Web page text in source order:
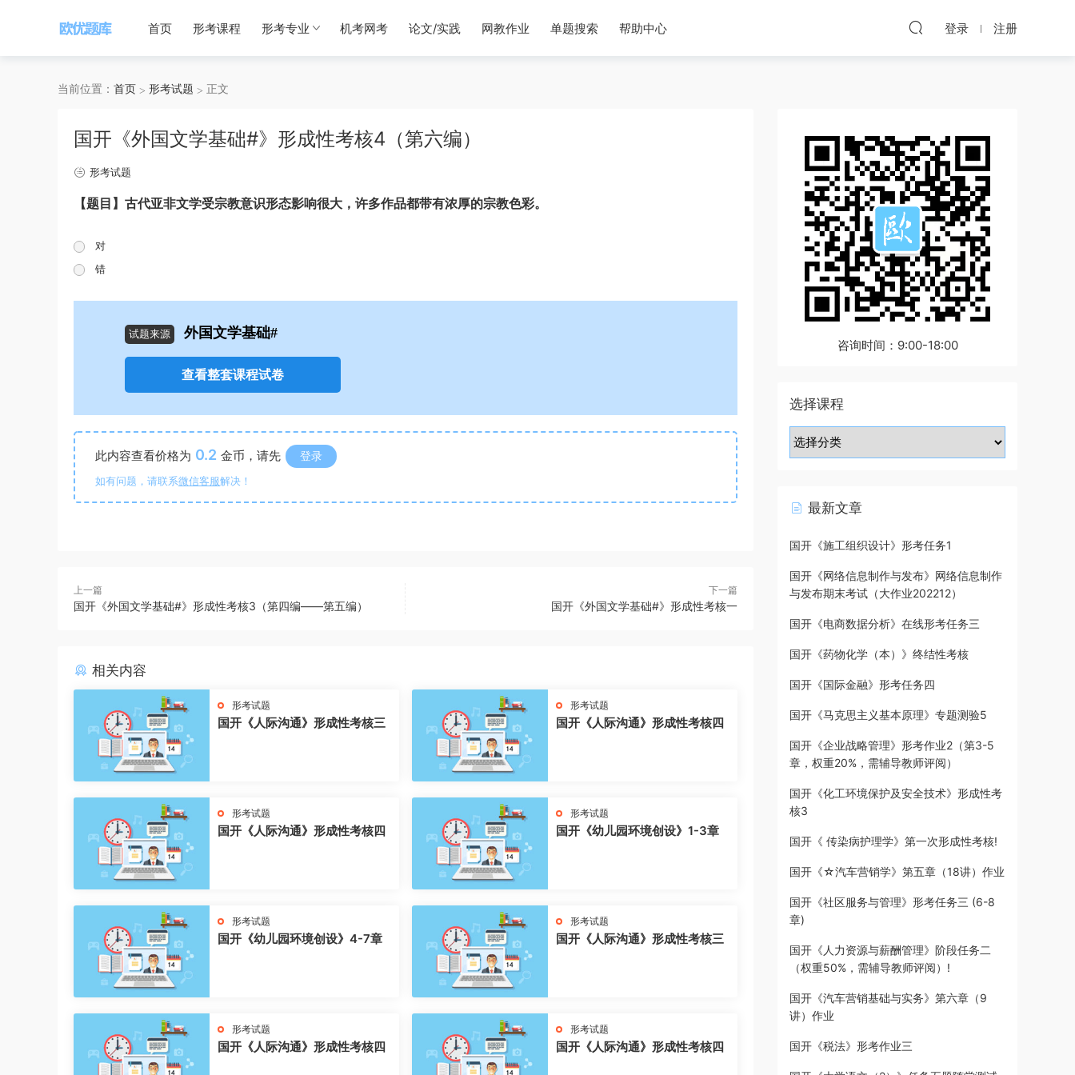
首页 形考课程 形考专业 机考网考 论文/实践 网教作业 单题搜索 帮助中心 登录 注册
当前位置： 首页 形考试题 正文
国开《外国文学基础#》形成性考核4（第六编）
形考试题
【题目】古代亚非文学受宗教意识形态影响很大，许多作品都带有浓厚的宗教色彩。
对
错
试题来源 外国文学基础#
查看整套课程试卷
此内容查看价格为 0.2 金币，请先 登录
如有问题，请联系微信客服解决！
上一篇
国开《外国文学基础#》形成性考核3（第四编——第五编）
下一篇
国开《外国文学基础#》形成性考核一
相关内容
形考试题
国开《人际沟通》形成性考核三
形考试题
国开《人际沟通》形成性考核四
形考试题
国开《人际沟通》形成性考核四
形考试题
国开《幼儿园环境创设》1-3章
形考试题
国开《幼儿园环境创设》4-7章
形考试题
国开《人际沟通》形成性考核三
形考试题
国开《人际沟通》形成性考核四
形考试题
国开《人际沟通》形成性考核四
咨询时间：9:00-18:00
选择课程
最新文章
国开《施工组织设计》形考任务1
国开《网络信息制作与发布》网络信息制作
与发布期末考试（大作业202212）
国开《电商数据分析》在线形考任务三
国开《药物化学（本）》终结性考核
国开《国际金融》形考任务四
国开《马克思主义基本原理》专题测验5
国开《企业战略管理》形考作业2（第3-5
章，权重20%，需辅导教师评阅）
国开《化工环境保护及安全技术》形成性考
核3
国开《 传染病护理学》第一次形成性考核!
国开《☆汽车营销学》第五章（18讲）作业
国开《社区服务与管理》形考任务三 (6-8
章)
国开《人力资源与薪酬管理》阶段任务二
（权重50%，需辅导教师评阅）!
国开《汽车营销基础与实务》第六章（9
讲）作业
国开《税法》形考作业三